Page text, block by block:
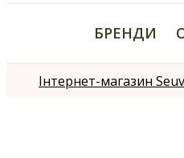
БРЕНДИ
Інтернет-магазин